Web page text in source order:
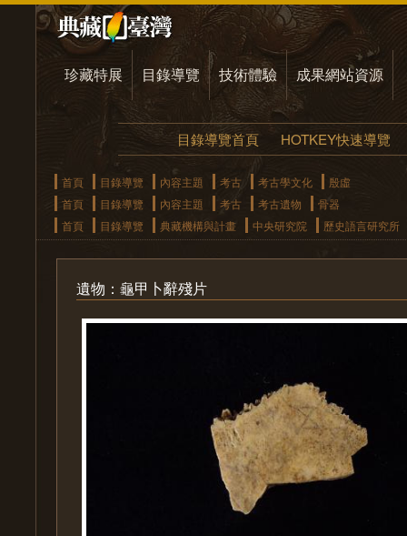
珍藏特展 目錄導覽 技術體驗 成果網站資源
目錄導覽首頁 HOTKEY快速導覽
首頁 目錄導覽 內容主題 考古 考古學文化
殷虛
首頁
目錄導覽 內容主題 考古 考古遺物
骨器
首頁
目錄導覽 典藏機構與計畫 中央研究院 歷史語言研究所
遺物：龜甲卜辭殘片